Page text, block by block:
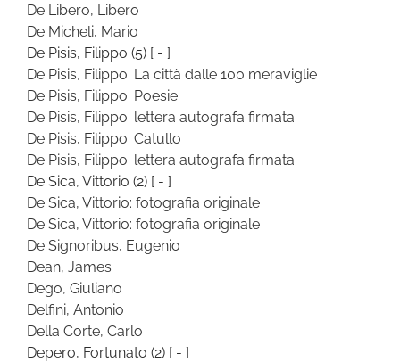
De Libero, Libero
De Micheli, Mario
De Pisis, Filippo (5) [ - ]
De Pisis, Filippo: La città dalle 100 meraviglie
De Pisis, Filippo: Poesie
De Pisis, Filippo: lettera autografa firmata
De Pisis, Filippo: Catullo
De Pisis, Filippo: lettera autografa firmata
De Sica, Vittorio (2) [ - ]
De Sica, Vittorio: fotografia originale
De Sica, Vittorio: fotografia originale
De Signoribus, Eugenio
Dean, James
Dego, Giuliano
Delfini, Antonio
Della Corte, Carlo
Depero, Fortunato (2) [ - ]